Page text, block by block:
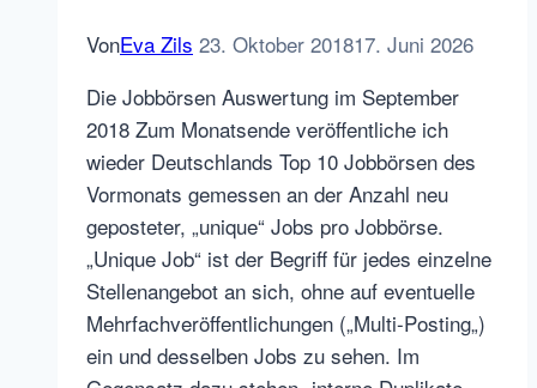
VonEva Zils 23. Oktober 201817. Juni 2026
Die Jobbörsen Auswertung im September
2018 Zum Monatsende veröffentliche ich
wieder Deutschlands Top 10 Jobbörsen des
Vormonats gemessen an der Anzahl neu
geposteter, „unique“ Jobs pro Jobbörse.
„Unique Job“ ist der Begriff für jedes einzelne
Stellenangebot an sich, ohne auf eventuelle
Mehrfachveröffentlichungen („Multi-Posting„)
ein und desselben Jobs zu sehen. Im